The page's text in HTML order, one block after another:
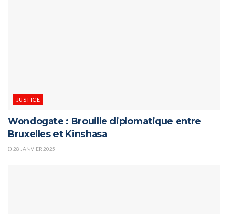
JUSTICE
Wondogate : Brouille diplomatique entre
Bruxelles et Kinshasa
28 JANVIER 2025